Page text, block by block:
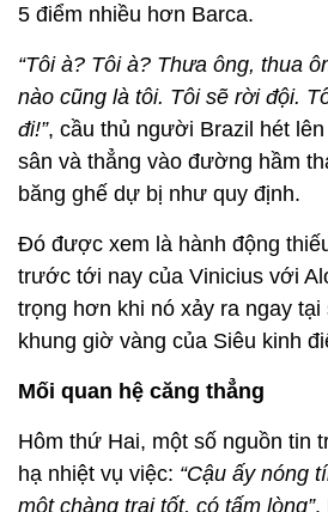
5 điểm nhiều hơn Barca.
“Tôi à? Tôi à? Thưa ông, thua
nào cũng là tôi. Tôi sẽ rời đội.
đi!”, cầu thủ người Brazil hét
sân và thẳng vào đường hầm
băng ghế dự bị như quy định.
Đó được xem là hành động
trước tới nay của Vinicius với
trọng hơn khi nó xảy ra ngay tại
khung giờ vàng của Siêu kinh
Mối quan hệ căng thẳng
Hôm thứ Hai, một số nguồn tin
hạ nhiệt vụ việc: “Cậu ấy nóng
một chàng trai tốt, có tấm lòng”.